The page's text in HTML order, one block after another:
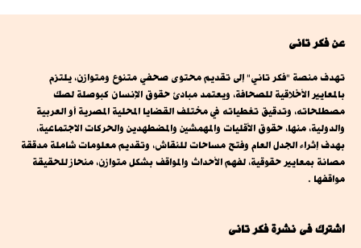
عن فكر تانى
تهدف منصة "فكر تاني" إلى تقديم محتوى صحفي متنوع ومتوازن، يلتزم
بالمعايير الأخلاقية للصحافة، ويعتمد مبادئ حقوق الإنسان كبوصلة لصك
مصطلحاته، وتدقيق تغطياته في مختلف القضايا المحلية المصرية أو العربية
والدولية، منها، حقوق الأقليات والمهمشين والمضطهدين والحركات الاجتماعية،
بهدف إثراء الجدل العام وفتح مساحات للنقاش، وتقديم معلومات شاملة مدققة
مصانة بمعايير حقوقية، لفهم الأحداث والمواقف بشكل متوازن، منحاز للحقيقة
مواقفها .
اشترك فى نشرة فكر تانى